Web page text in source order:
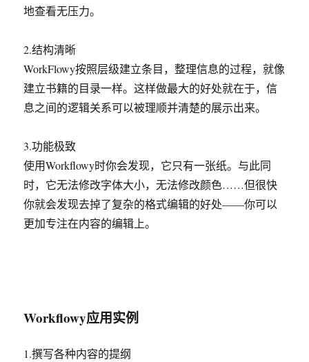
地查看无压力。
2.结构清晰
WorkFlowy按照层级建立条目，整理信息的过程，就像
建立书籍的目录一样。这样做最大的好处就在于，信
息之间的逻辑关系可以被理顺并清楚的展示出来。
3.功能极致
使用Workflowy时你会发现，它只有一张纸。与此同
时，它无法修改字体大小，无法修改颜色……但很快
你就会发现去掉了复杂的格式编辑的好处——你可以
更加专注在内容的编辑上。
Workflowy应用实例
1.撰写各种内容的提纲